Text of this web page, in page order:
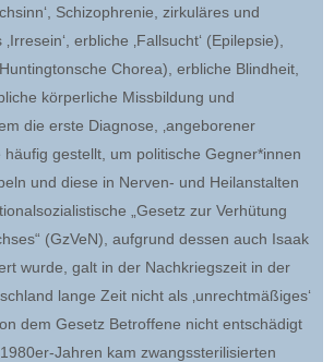
Schizophrenie, zirkuläres und
erbliche ‚Fallsucht‘ (Epilepsie),
Chorea), erbliche Blindheit,
körperliche Missbildung und
die erste Diagnose, ‚angeborener
häufig gestellt, um politische Gegner*innen
und diese in Nerven- und Heilanstalten
„Gesetz zur Verhütung
(GzVeN), aufgrund dessen auch Isaak
wurde, galt in der Nachkriegszeit in der
lange Zeit nicht als ‚unrechtmäßiges‘
dem Gesetz Betroffene nicht entschädigt
Jahren kam zwangssterilisierten